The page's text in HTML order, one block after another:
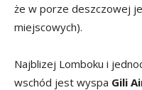
że w porze deszczowej
miejscowych).
Najblizej Lomboku i
wschód jest wyspa Gili